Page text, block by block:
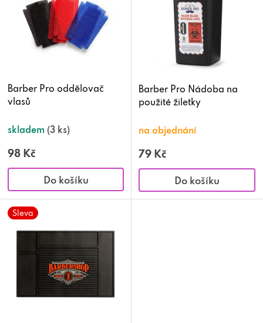
p
r
o
d
k
Barber Pro oddělovač
vlasů
skladem (3 ks)
98 Kč
Do košíku
Barber Pro Nádoba na
použité žiletky
na objednání
79 Kč
Do košíku
Sleva